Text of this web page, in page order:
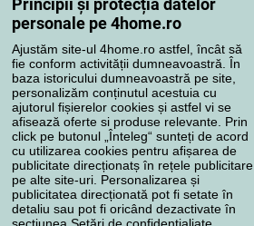
Principii și protecția datelor
personale pe 4home.ro
Ajustăm site-ul 4home.ro astfel, încât să
fie conform activității dumneavoastră. În
baza istoricului dumneavoastră pe site,
personalizăm conținutul acestuia cu
ajutorul fișierelor cookies și astfel vi se
afisează oferte si produse relevante. Prin
click pe butonul „Înteleg“ sunteți de acord
cu utilizarea cookies pentru afișarea de
publicitate direcționatș în rețele publicitare
pe alte site-uri. Personalizarea și
publicitatea direcționată pot fi setate în
detaliu sau pot fi oricând dezactivate în
Retragere de la contract
Regulile de procesare a recenziilor
Metode de transport
Metode de plată
Magazin de încredere